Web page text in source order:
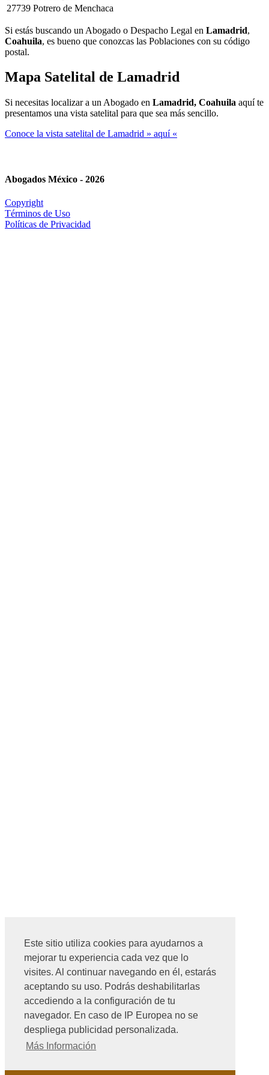
Este sitio utiliza cookies para ayudarnos a
mejorar tu experiencia cada vez que lo
visites. Al continuar navegando en él, estarás
aceptando su uso. Podrás deshabilitarlas
accediendo a la configuración de tu
navegador. En caso de IP Europea no se
despliega publicidad personalizada.
Más Información
27739 Potrero de Menchaca
Si estás buscando un Abogado o Despacho Legal en Lamadrid,
Coahuila, es bueno que conozcas las Poblaciones con su código
postal.
Mapa Satelital de Lamadrid
Si necesitas localizar a un Abogado en Lamadrid, Coahuila aquí te
presentamos una vista satelital para que sea más sencillo.
Conoce la vista satelital de Lamadrid » aquí «
Abogados México - 2026
Copyright
Términos de Uso
Políticas de Privacidad